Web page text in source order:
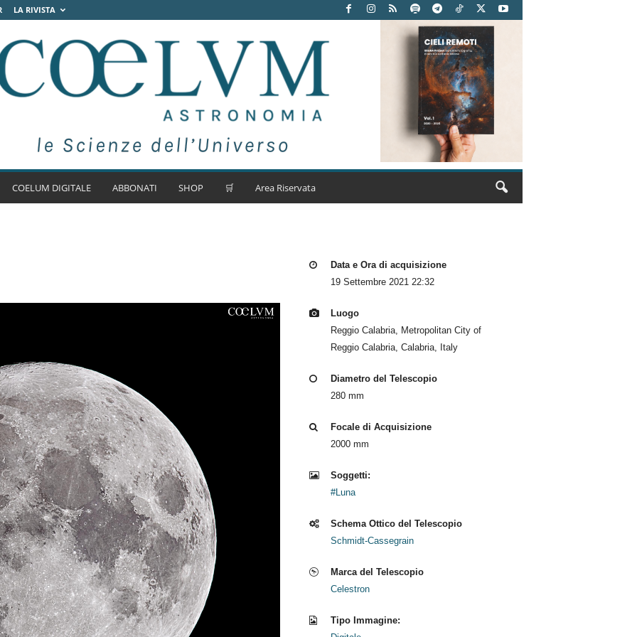
LA RIVISTA
COELUM DIGITALE ABBONATI SHOP 🛒 Area Riservata
Data e Ora di acquisizione
19 Settembre 2021 22:32
Luogo
Reggio Calabria, Metropolitan City of
Reggio Calabria, Calabria, Italy
Diametro del Telescopio
280 mm
Focale di Acquisizione
2000 mm
Soggetti:
#Luna
Schema Ottico del Telescopio
Schmidt-Cassegrain
Marca del Telescopio
Celestron
Tipo Immagine: